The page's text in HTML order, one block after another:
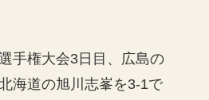
手権大会3日目、広島の
海道の旭川志峯を3-1で